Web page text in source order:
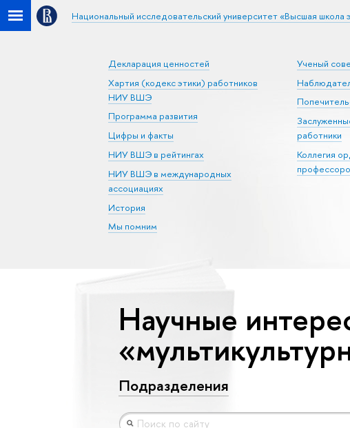
Национальный исследовательский университет «Высшая школа
Декларация ценностей
Хартия (кодекс этики) работников
НИУ ВШЭ
Программа развития
Цифры и факты
НИУ ВШЭ в рейтингах
НИУ ВШЭ в международных
ассоциациях
История
Мы помним
Ученый
работники
Коллегия
Научные
Подразделения